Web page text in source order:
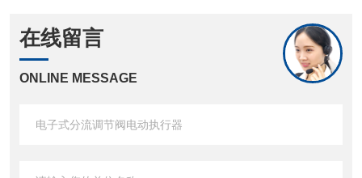
在线留言
ONLINE MESSAGE